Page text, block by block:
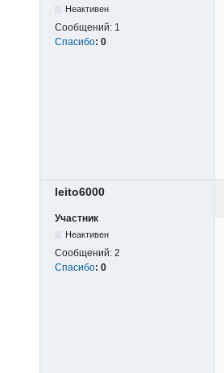
Неактивен
Сообщений: 1
Спасибо: 0
leito6000
Участник
Неактивен
Сообщений: 2
Спасибо: 0